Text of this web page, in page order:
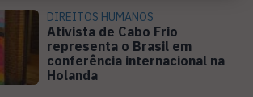
DIREITOS HUMANOS
Ativista de Cabo Frio
representa o Brasil em
conferência internacional na
Holanda